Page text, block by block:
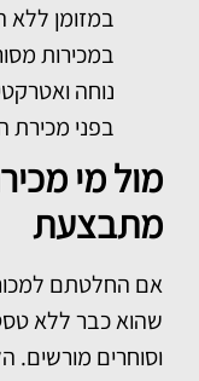
במזומן ללא
במכירות
נוחה
בפני מכירת
מול מי
מתבצעת
אם החלטתם
שהוא כבר ללא
וסוחרים מורשים.